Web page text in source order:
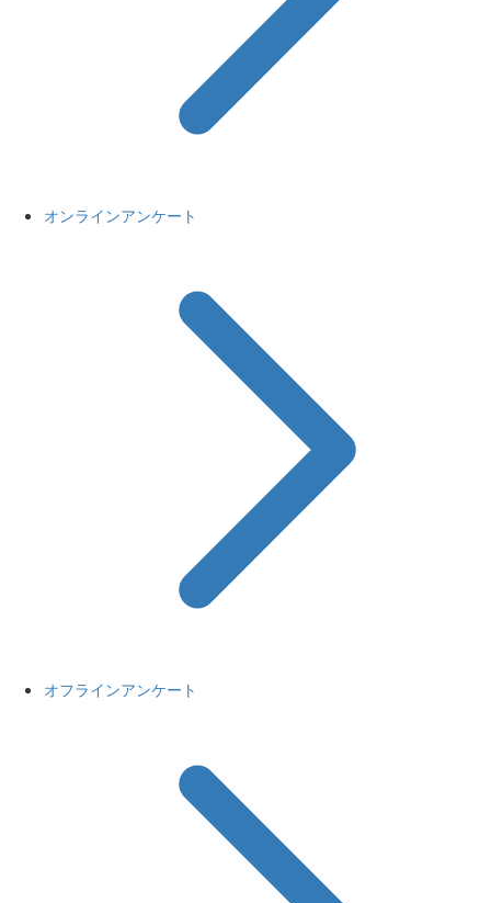
オンラインアンケート
オフラインアンケート